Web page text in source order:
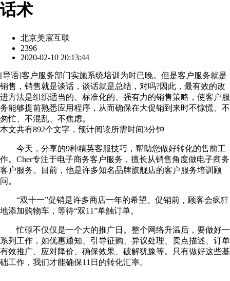
话术
北京美宸互联
2396
2020-02-10 20:13:44
[导语]客户服务部门实施系统培训为时已晚。但是客户服务就是
销售，销售就是谈话，谈话就是总结，对吗?因此，最有效的改
进方法是组织适当的、标准化的、强有力的销售策略，使客户服
务能够提前熟悉应用程序，从而确保在大促销到来时不惊慌、不
匆忙、不混乱、不焦虑。
本文共有892个文字，预计阅读所需时间3分钟
今天，分享的9种精英客服技巧，帮助您做好转化的售前工
作。Cher专注于电子商务客户服务，擅长从销售角度做电子商务
客户服务。目前，他是许多知名品牌旗舰店的客户服务培训顾
问。
“双十一”促销是许多商店一年的希望。促销前，顾客会疯狂
地添加购物车，等待“双11”单触订单。
忙碌不仅仅是一个大的推广日。整个网络升温后，要做好一
系列工作，如优惠通知、引导征购、异议处理、卖点描述、订单
有效推广、应对降价、确保效果、破解犹豫等。只有做好这些基
础工作，我们才能确保11日的转化汇率。